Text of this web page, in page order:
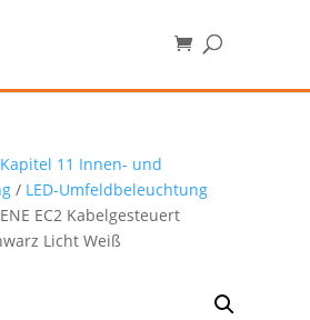
Kapitel 11 Innen- und
/ LED-Umfeldbeleuchtung
EC2 Kabelgesteuert
Licht Weiß